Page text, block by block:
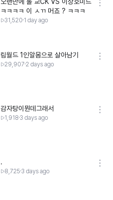
ㅋㅋㅋㅋ 이 ㅅㄲ 머죠 ? ㅋㅋㅋ
31,520 1 day ago
림월드 1인알몸으로 살아남기
29,907 2 days ago
감자탕이뭔데그래서
1,918 3 days ago
.
8,725 3 days ago